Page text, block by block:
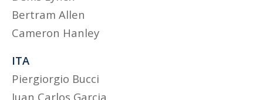
Bertram Allen
Cameron Hanley
ITA
Piergiorgio Bucci
Juan Carlos Garcia